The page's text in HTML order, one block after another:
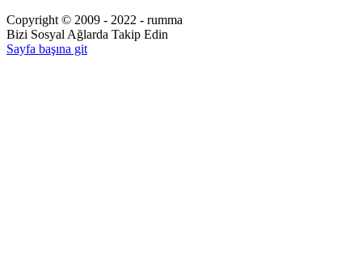
Copyright © 2009 - 2022 - rumma
Bizi Sosyal Ağlarda Takip Edin
Sayfa başına git